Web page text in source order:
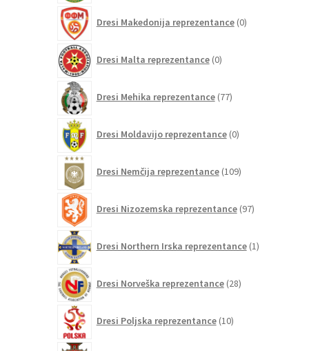
Dresi Makedonija reprezentance 0izdelkov
Dresi Malta reprezentance 0izdelkov
Dresi Mehika reprezentance 77izdelkov
Dresi Moldavijo reprezentance 0izdelkov
Dresi Nemčija reprezentance 109izdelkov
Dresi Nizozemska reprezentance 97izdelkov
Dresi Northern Irska reprezentance 1izdelek
Dresi Norveška reprezentance 28izdelkov
Dresi Poljska reprezentance 10izdelkov